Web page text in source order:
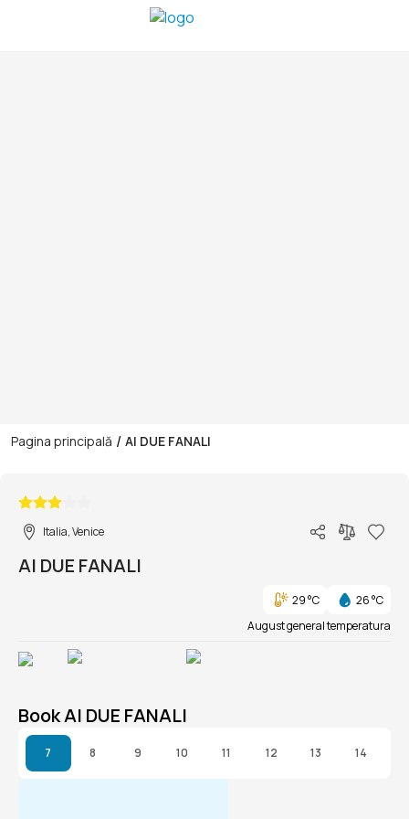
Pagina principală / AI DUE FANALI
Italia, Venice
AI DUE FANALI
29 °C
26 °C
August general temperatura
Book AI DUE FANALI
7 8 9 10 11 12 13 14